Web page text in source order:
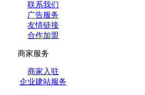
联系我们
广告服务
友情链接
合作加盟
商家服务
商家入驻
企业建站服务